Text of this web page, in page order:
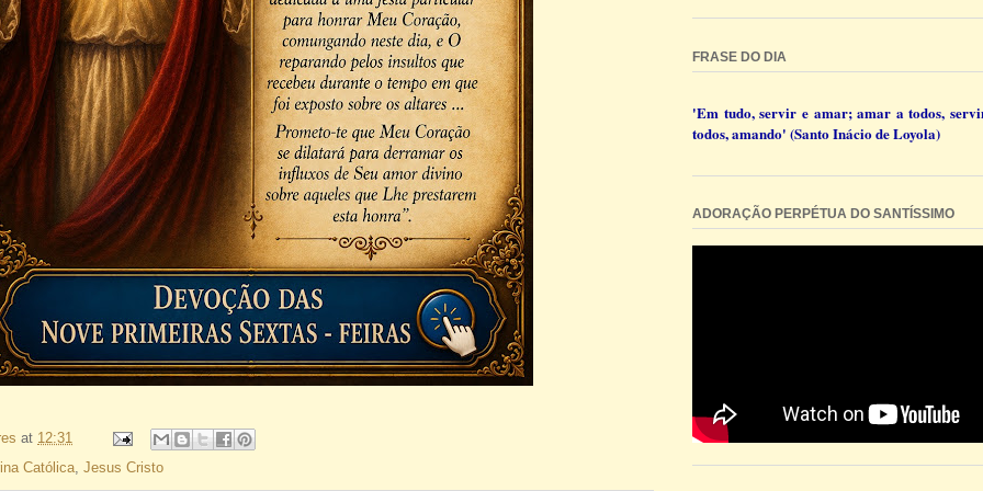
at 12:31
Católica Jesus Cristo
FRASE DO DIA
'Em tudo, servir e amar; amar a todos,
todos, amando' (Santo Inácio de Loyola)
ADORAÇÃO PERPÉTUA DO SANTÍSSIMO